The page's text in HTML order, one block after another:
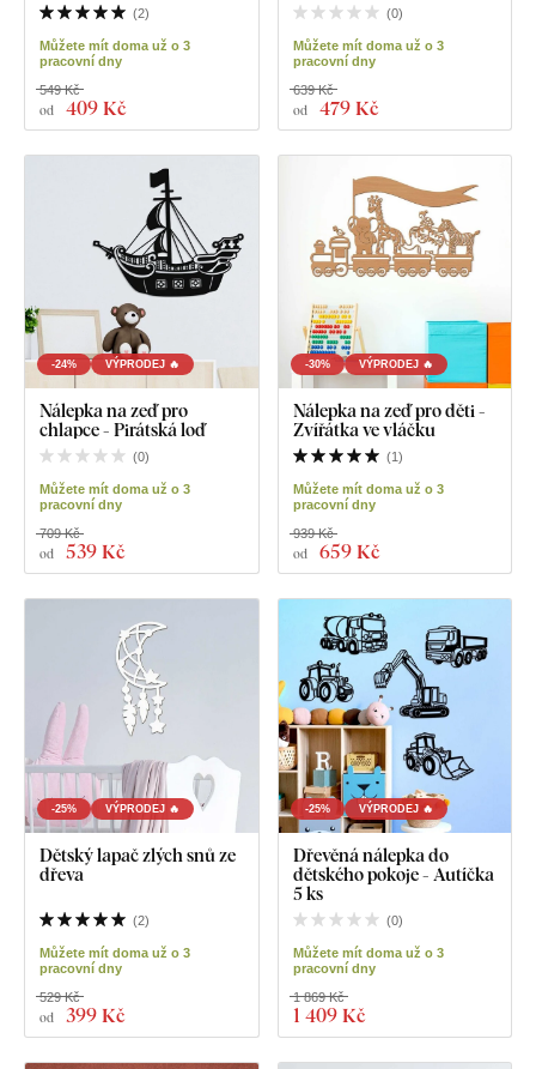
(2)
Můžete mít doma už o 3
pracovní dny
od 409 Kč
549 Kč
(0)
Můžete mít doma už o 3
pracovní dny
od 479 Kč
639 Kč
-24% VÝPRODEJ 🔥
Nálepka na zeď pro
chlapce - Pirátská loď
(0)
Můžete mít doma už o 3
pracovní dny
od 539 Kč
709 Kč
-30% VÝPRODEJ 🔥
Nálepka na zeď pro děti -
Zvířátka ve vláčku
(1)
Můžete mít doma už o 3
pracovní dny
od 659 Kč
939 Kč
-25% VÝPRODEJ 🔥
Dětský lapač zlých snů ze
dřeva
(2)
Můžete mít doma už o 3
pracovní dny
od 399 Kč
529 Kč
-25% VÝPRODEJ 🔥
Dřevěná nálepka do
dětského pokoje - Autíčka
5 ks
(0)
Můžete mít doma už o 3
pracovní dny
1 409 Kč
1 869 Kč